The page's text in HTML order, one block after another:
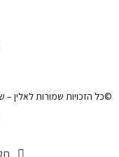
©כל הזכויות שמורות לאלין –